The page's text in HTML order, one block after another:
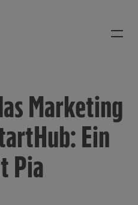
Marketing
Ein
Pia